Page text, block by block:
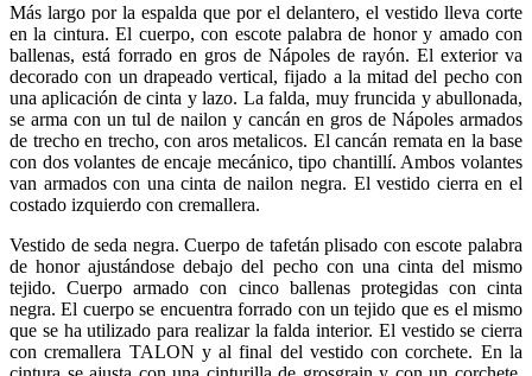
Más largo por la espalda que por el delantero, el vestido lleva corte
en la cintura. El cuerpo, con escote palabra de honor y amado con
ballenas, está forrado en gros de Nápoles de rayón. El exterior va
decorado con un drapeado vertical, fijado a la mitad del pecho con
una aplicación de cinta y lazo. La falda, muy fruncida y abullonada,
se arma con un tul de nailon y cancán en gros de Nápoles armados
de trecho en trecho, con aros metalicos. El cancán remata en la base
con dos volantes de encaje mecánico, tipo chantillí. Ambos volantes
van armados con una cinta de nailon negra. El vestido cierra en el
costado izquierdo con cremallera.
Vestido de seda negra. Cuerpo de tafetán plisado con escote palabra
de honor ajustándose debajo del pecho con una cinta del mismo
tejido. Cuerpo armado con cinco ballenas protegidas con cinta
negra. El cuerpo se encuentra forrado con un tejido que es el mismo
que se ha utilizado para realizar la falda interior. El vestido se cierra
con cremallera TALON y al final del vestido con corchete. En la